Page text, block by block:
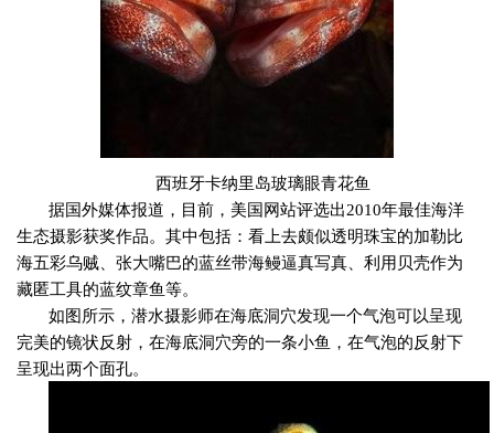
西班牙卡纳里岛玻璃眼青花鱼
据国外媒体报道，目前，美国网站评选出2010年最佳海洋
生态摄影获奖作品。其中包括：看上去颇似透明珠宝的加勒比
海五彩乌贼、张大嘴巴的蓝丝带海鳗逼真写真、利用贝壳作为
藏匿工具的蓝纹章鱼等。
如图所示，潜水摄影师在海底洞穴发现一个气泡可以呈现
完美的镜状反射，在海底洞穴旁的一条小鱼，在气泡的反射下
呈现出两个面孔。